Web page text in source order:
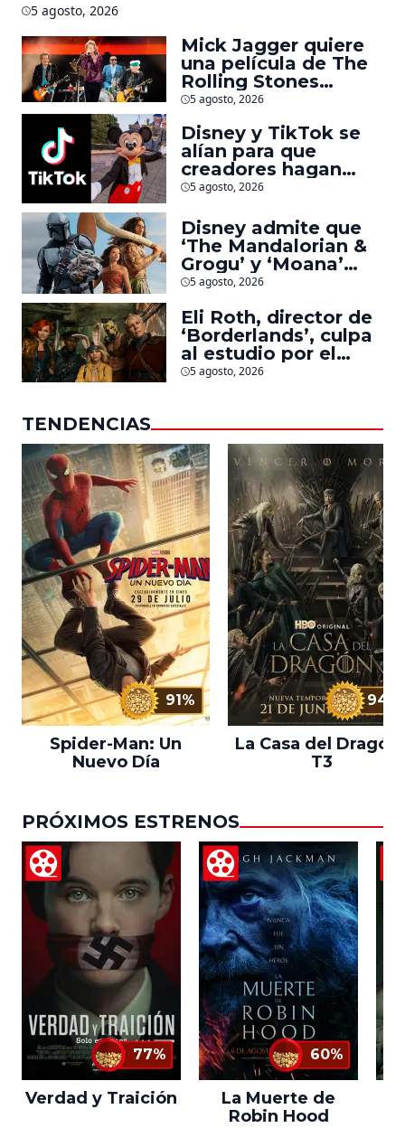
meses
5 agosto, 2026
Mick Jagger quiere
una película de The
Rolling Stones
inspirado por los
Beatles
5 agosto, 2026
Disney y TikTok se
alían para que
creadores hagan
videos con
Marvel, Pixar y ‘Star
Wars’
5 agosto, 2026
Disney admite que
‘The Mandalorian &
Grogu’ y ‘Moana’
fueron decepciones
lograron algo
especial
5 agosto, 2026
Eli Roth, director de
‘Borderlands’, culpa
al estudio por el
fracaso de la
5 agosto, 2026
TENDENCIAS
91%
Spider-Man: Un
Nuevo Día
94%
La Casa del Dragón
T3
PRÓXIMOS ESTRENOS
77%
Verdad y Traición
60%
La Muerte de
Robin Hood